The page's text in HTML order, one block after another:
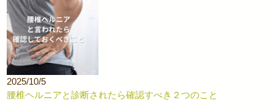
2025/10/5
腰椎ヘルニアと診断されたら確認すべき２つのこと